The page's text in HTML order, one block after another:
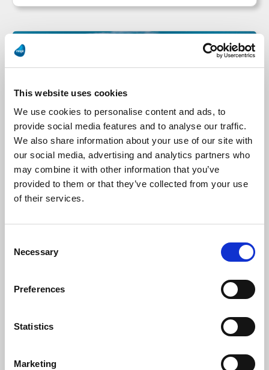
This website uses cookies
We use cookies to personalise content and ads, to
provide social media features and to analyse our traffic.
We also share information about your use of our site with
our social media, advertising and analytics partners who
may combine it with other information that you’ve
provided to them or that they’ve collected from your use
of their services.
Selection
Necessary
Preferences
Statistics
Marketing
Webinar
Erfolgreiche Migration auf SAP S/4 HANA